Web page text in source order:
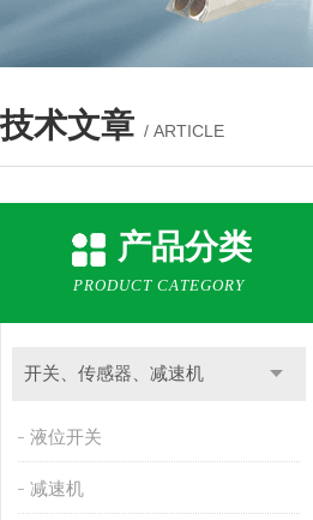
技术文章 / ARTICLE
产品分类
PRODUCT CATEGORY
开关、传感器、减速机
液位开关
减速机